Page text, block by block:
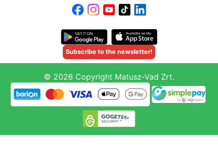
Subscribe to the newsletter!
© 2026 Copyright Matusz-Vad Zrt.